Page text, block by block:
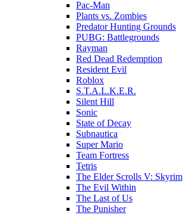
Pac-Man
Plants vs. Zombies
Predator Hunting Grounds
PUBG: Battlegrounds
Rayman
Red Dead Redemption
Resident Evil
Roblox
S.T.A.L.K.E.R.
Silent Hill
Sonic
State of Decay
Subnautica
Super Mario
Team Fortress
Tetris
The Elder Scrolls V: Skyrim
The Evil Within
The Last of Us
The Punisher